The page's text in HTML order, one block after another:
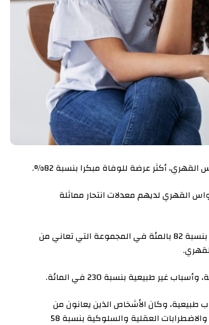
عرضة للوفاة مبكرا بنسبة 82%.
لديهم معدلات انتحار مماثلة
وتقول الدراسة الحديثة، إن خطر الوفاة خلال فترة الدراسة كان أعلى بنسبة 82 بالمئة في المجموعة التي تعاني من
وكان الأشخاص الذين يعانون من
الوسواس القهري أكثر عرضة للإصابة بأمراض الرئة بنسبة 73 بالمائة، والاضطرابات العقلية والسلوكية بنسبة 58